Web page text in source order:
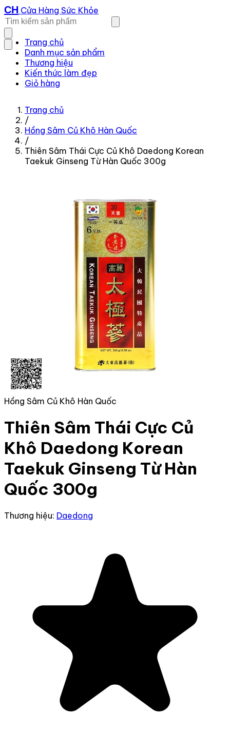
CH Cửa Hàng Sức Khỏe
Trang chủ
Danh mục sản phẩm
Thương hiệu
Kiến thức làm đẹp
Giỏ hàng
Trang chủ
/
Hồng Sâm Củ Khô Hàn Quốc
/
Thiên Sâm Thái Cực Củ Khô Daedong Korean
Taekuk Ginseng Từ Hàn Quốc 300g
Hồng Sâm Củ Khô Hàn Quốc
Thiên Sâm Thái Cực Củ
Khô Daedong Korean
Taekuk Ginseng Từ Hàn
Quốc 300g
Thương hiệu: Daedong